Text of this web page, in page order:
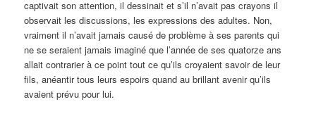
captivait son attention, il dessinait et s’il n’avait pas crayons il
observait les discussions, les expressions des adultes. Non,
vraiment il n’avait jamais causé de problème à ses parents qui
ne se seraient jamais imaginé que l’année de ses quatorze ans
allait contrarier à ce point tout ce qu’ils croyaient savoir de leur
fils, anéantir tous leurs espoirs quand au brillant avenir qu’ils
avaient prévu pour lui.